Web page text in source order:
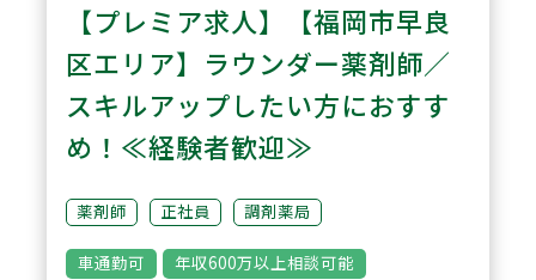
ーター制度」等、適性に応じて多
様なフィールドでご活躍いただけ
ます。
3
【手厚いサポート体制】
先輩スタッフがしっかりと業務を
【プレミア求人】【福岡市早良
区エリア】ラウンダー薬剤師／
スキルアップしたい方におすす
め！≪経験者歓迎≫
薬剤師 正社員 調剤薬局
車通勤可
年収600万以上相談可能